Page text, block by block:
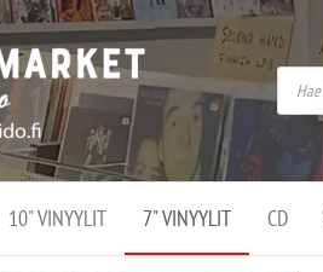
Stupido
Market –
verkossa
ja
kivijalassa
Stupido Market on
vaihtoehtomusaan
erikoistunut
verkko- sekä
kivijalkakauppa
Helsingissä
Kallion
10" VINYYLIT 7" VINYYLIT CD